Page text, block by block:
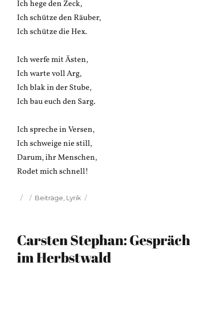
Ich hege den Zeck,
Ich schütze den Räuber,
Ich schütze die Hex.
Ich werfe mit Ästen,
Ich warte voll Arg,
Ich blak in der Stube,
Ich bau euch den Sarg.
Ich spreche in Versen,
Ich schweige nie still,
Darum, ihr Menschen,
Rodet mich schnell!
Veröffentlicht
Kategorien
Beiträge, Lyrik
Carsten Stephan: Gespräch
im Herbstwald